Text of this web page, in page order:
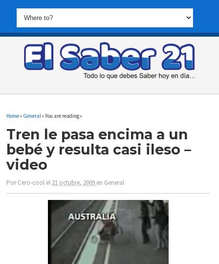
Home» General » You are reading »
Tren le pasa encima a un
bebé y resulta casi ileso –
video
PorCero-cool el 21 octubre, 2009 en General